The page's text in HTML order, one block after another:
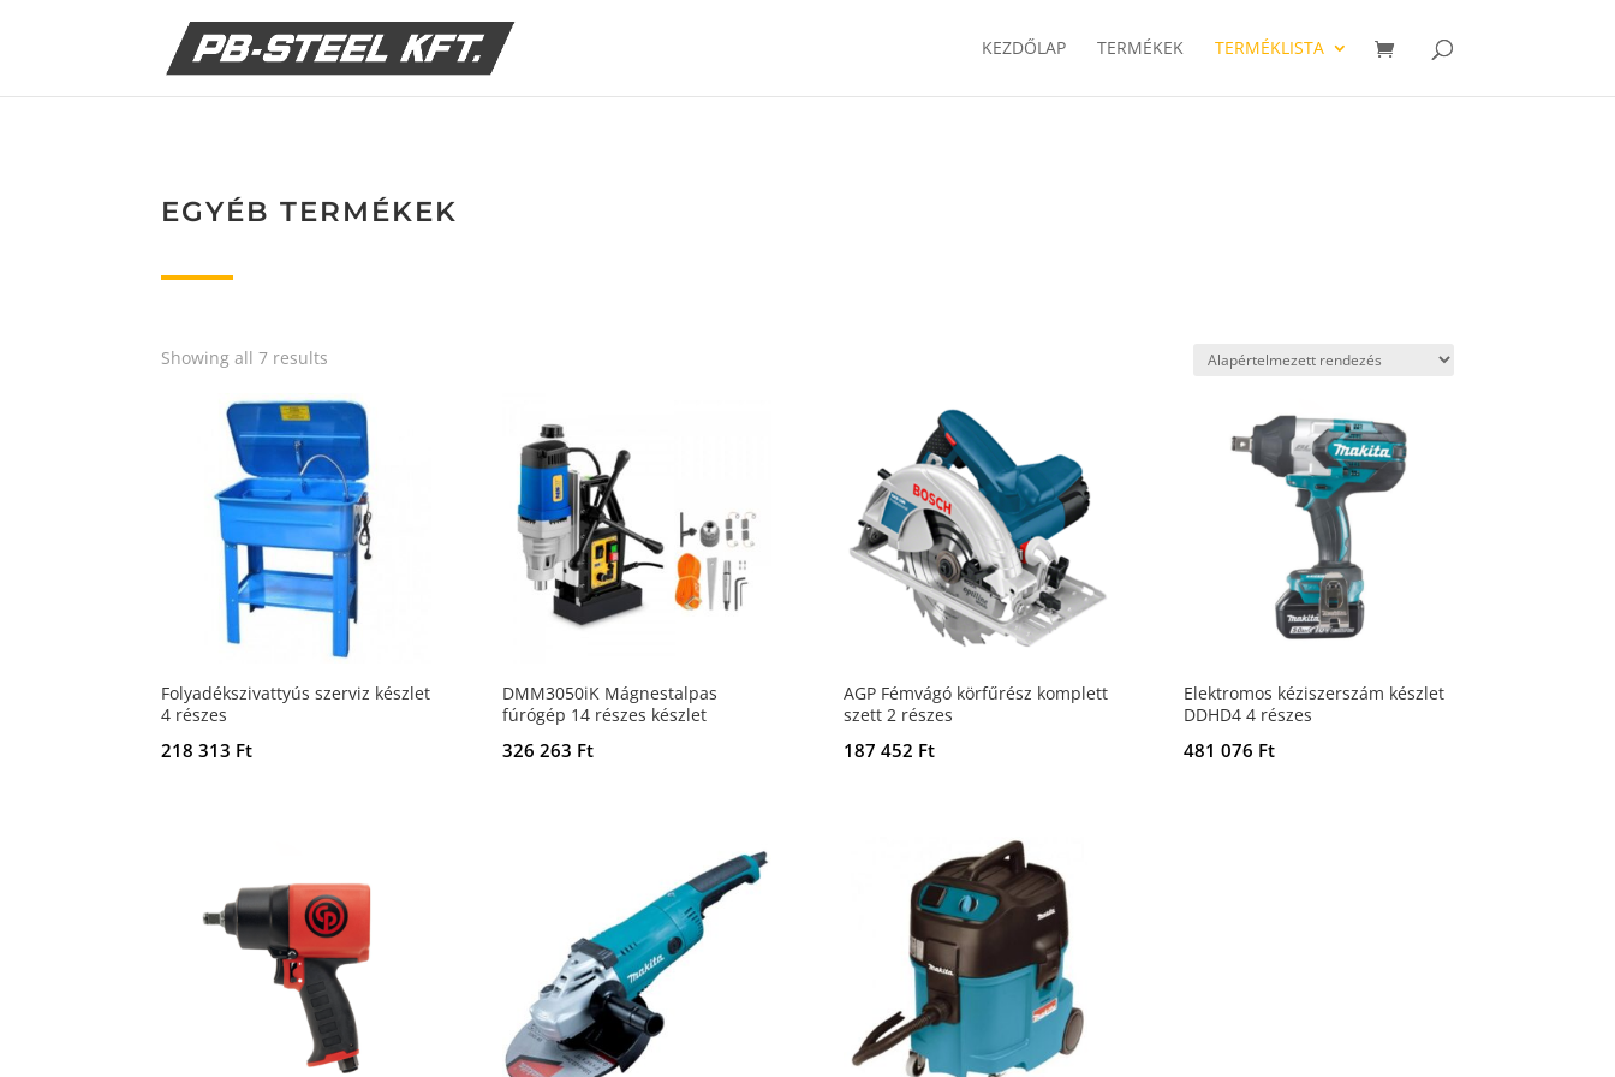
KEZDŐLAP TERMÉKEK TERMÉKLISTA
EGYÉB TERMÉKEK
Showing all 7 results
Folyadékszivattyús szerviz készlet
4 részes
218 313 Ft
DMM3050iK Mágnestalpas
fúrógép 14 részes készlet
326 263 Ft
AGP Fémvágó körfűrész komplett
szett 2 részes
187 452 Ft
Elektromos kéziszerszám készlet
DDHD4 4 részes
481 076 Ft